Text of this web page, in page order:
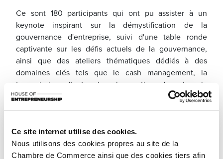
Ce site internet utilise des cookies.
Nous utilisons des cookies propres au site de la
Chambre de Commerce ainsi que des cookies tiers afin
Ce sont 180 participants qui ont pu assister à un
keynote inspirant sur la démystification de la
gouvernance d'entreprise, suivi d'une table ronde
captivante sur les défis actuels de la gouvernance,
ainsi que des ateliers thématiques dédiés à des
domaines clés tels que le cash management, la
transmission d’entreprise, la gestion de crise, la
cybersécurité et la digitalisation. Chaque atelier, animé
par au moins un expert et un entrepreneur témoin, a
et leurs meilleures pratiques, favorisant ainsi un
échange riche en connaissances. Les témoignages et
les partages d'expertise ont offert aux participants une